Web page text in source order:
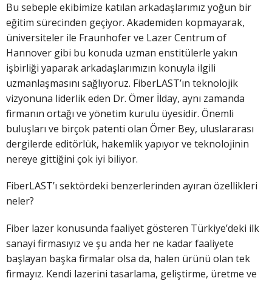
Bu sebeple ekibimize katılan arkadaşlarımız yoğun bir
eğitim sürecinden geçiyor. Akademiden kopmayarak,
üniversiteler ile Fraunhofer ve Lazer Centrum of
Hannover gibi bu konuda uzman enstitülerle yakın
işbirliği yaparak arkadaşlarımızın konuyla ilgili
uzmanlaşmasını sağlıyoruz. FiberLAST’ın teknolojik
vizyonuna liderlik eden Dr. Ömer İlday, aynı zamanda
firmanın ortağı ve yönetim kurulu üyesidir. Önemli
buluşları ve birçok patenti olan Ömer Bey, uluslararası
dergilerde editörlük, hakemlik yapıyor ve teknolojinin
nereye gittiğini çok iyi biliyor.
FiberLAST’ı sektördeki benzerlerinden ayıran özellikleri
neler?
Fiber lazer konusunda faaliyet gösteren Türkiye’deki ilk
sanayi firmasıyız ve şu anda her ne kadar faaliyete
başlayan başka firmalar olsa da, halen ürünü olan tek
firmayız. Kendi lazerini tasarlama, geliştirme, üretme ve